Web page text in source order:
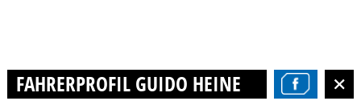
FAHRERPROFIL GUIDO HEINE